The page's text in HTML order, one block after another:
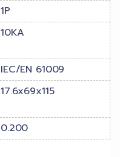
1P
10KA
IEC/EN 61009
17.6x69x115
0.200